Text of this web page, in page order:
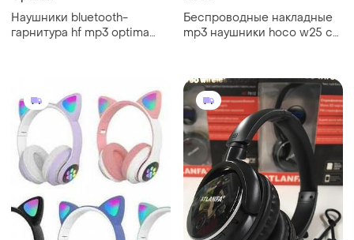
Наушники bluetooth-
гарнитура hf mp3 optima
Беспроводные накладные
mp3 наушники hoco w25 с